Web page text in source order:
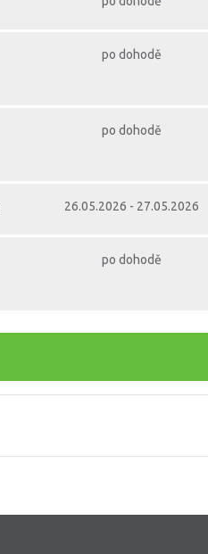
po dohodě
po dohodě
26.05.2026 - 27.05.2026
po dohodě